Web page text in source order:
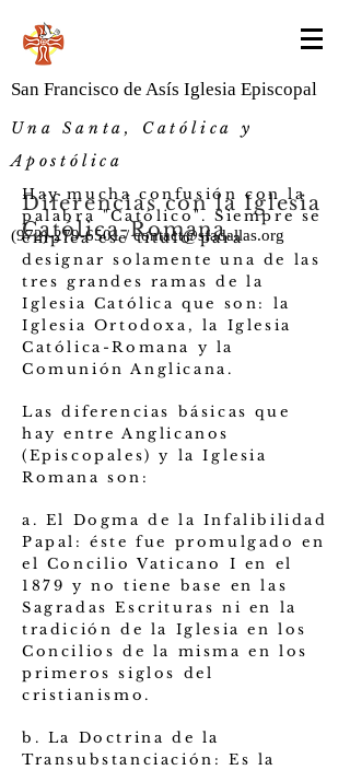
San Francisco de Asís Iglesia Episcopal
UnaSanta, Católica y
Apostólica
(972)-279-6501/contact@sfadallas.org
Diferencias con la Iglesia
Católica-Romana
Hay mucha confusión con la
palabra "Católico". Siempre se
emplea ese título para
designar solamente una de las
tres grandes ramas de la
Iglesia Católica que son: la
Iglesia Ortodoxa, la Iglesia
Católica-Romana y la
Comunión Anglicana.
Las diferencias básicas que
hay entre Anglicanos
(Episcopales) y la Iglesia
Romana son:
a. El Dogma de la Infalibilidad
Papal: éste fue promulgado en
el Concilio Vaticano I en el
1879 y no tiene base en las
Sagradas Escrituras ni en la
tradición de la Iglesia en los
Concilios de la misma en los
primeros siglos del
cristianismo.
b. La Doctrina de la
Transubstanciación: Es la